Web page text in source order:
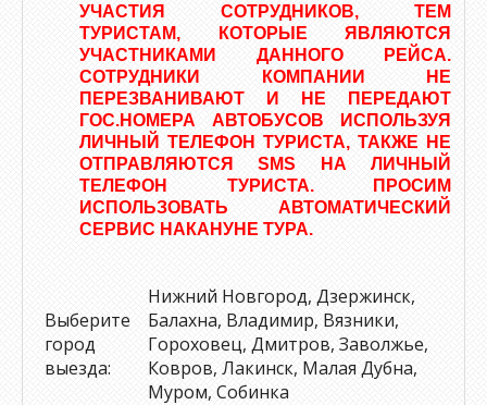
УЧАСТИЯ СОТРУДНИКОВ, ТЕМ
ТУРИСТАМ, КОТОРЫЕ ЯВЛЯЮТСЯ
УЧАСТНИКАМИ ДАННОГО РЕЙСА.
СОТРУДНИКИ КОМПАНИИ НЕ
ПЕРЕЗВАНИВАЮТ И НЕ ПЕРЕДАЮТ
ГОС.НОМЕРА АВТОБУСОВ ИСПОЛЬЗУЯ
ЛИЧНЫЙ ТЕЛЕФОН ТУРИСТА, ТАКЖЕ НЕ
ОТПРАВЛЯЮТСЯ SMS НА ЛИЧНЫЙ
ТЕЛЕФОН ТУРИСТА. ПРОСИМ
ИСПОЛЬЗОВАТЬ АВТОМАТИЧЕСКИЙ
СЕРВИС НАКАНУНЕ ТУРА.
Выберите
город
выезда:
Нижний Новгород, Дзержинск,
Балахна, Владимир, Вязники,
Гороховец, Дмитров, Заволжье,
Ковров, Лакинск, Малая Дубна,
Муром, Собинка